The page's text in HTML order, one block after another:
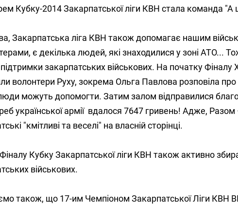
Кубку-2014 Закарпатської ліги КВН стала команда "А
Закарпатська ліга КВН також допомагає нашим
є декілька людей, які знаходилися у зоні АТО...
закарпатських військових. На початку Фіналу
волонтери Руху, зокрема Ольга Павлова розповіла
можуть допомогти. Затим залом відправилися
української армії вдалося 7647 гривень! Адже,
"кмітливі та веселі" на власній сторінці.
Кубку Закарпатської ліги КВН також активно
військових.
також, що 17-им Чемпіоном Закарпатської Ліги КВН